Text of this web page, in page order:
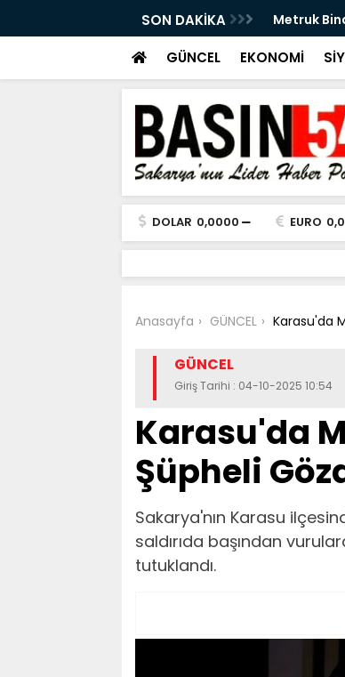
SON DAKİKA
Doğal Gaz Sızıntısı Paniğe Neden Sakaryalı
başladı
GÜNCEL EKONOMİ
DOLAR 0,0000 EURO
Anasayfa GÜNCEL Karasu'da
GÜNCEL
Giriş Tarihi : 04-10-2025 10:54
Karasu'da
Şüpheli
Sakarya'nın Karasu
saldırıda başından
tutuklandı.